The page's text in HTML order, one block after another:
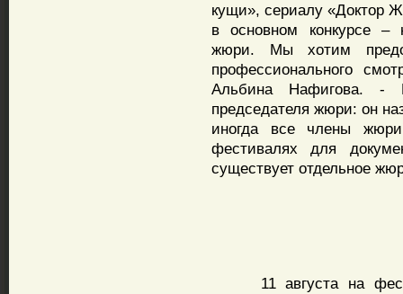
кущи», сериалу «Доктор
в основном конкурсе –
жюри. Мы хотим
профессионального
Альбина Нафигова. -
председателя жюри: он
иногда все члены
фестивалях для
существует отдельное
11 августа на